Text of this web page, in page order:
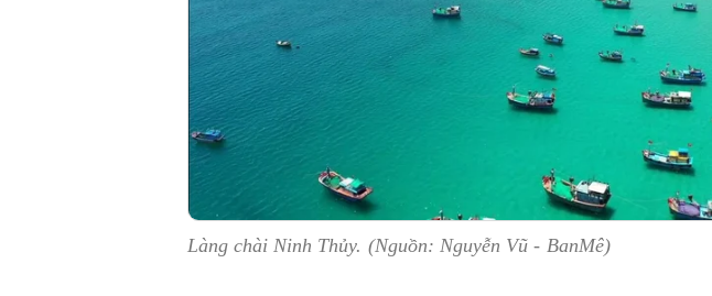
Làng chài Ninh Thủy. (Nguồn: Nguyễn Vũ - BanMê)